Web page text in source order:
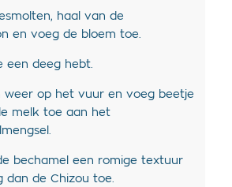
haal van de
en voeg de bloem toe.
een deeg hebt.
weer op het vuur en voeg beetje
melk toe aan het
bechamel een romige textuur
dan de Chizou toe.